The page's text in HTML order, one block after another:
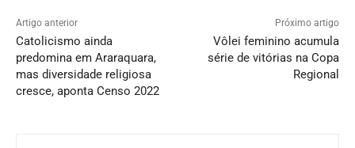
Artigo anterior
Catolicismo ainda
predomina em Araraquara,
mas diversidade religiosa
cresce, aponta Censo 2022
Próximo artigo
Vôlei feminino acumula
série de vitórias na Copa
Regional